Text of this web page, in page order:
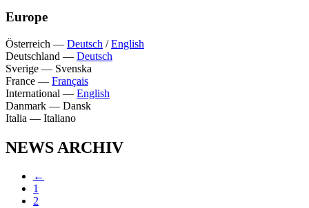
Europe
Österreich — Deutsch /English
Deutschland — Deutsch
Sverige — Svenska
France — Français
International — English
Danmark — Dansk
Italia — Italiano
NEWS ARCHIV
←
1
2